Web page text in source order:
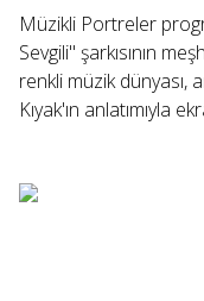
Müzikli Portreler
Sevgili" şarkısının
renkli müzik dünyası,
Kıyak'ın anlatımıyla